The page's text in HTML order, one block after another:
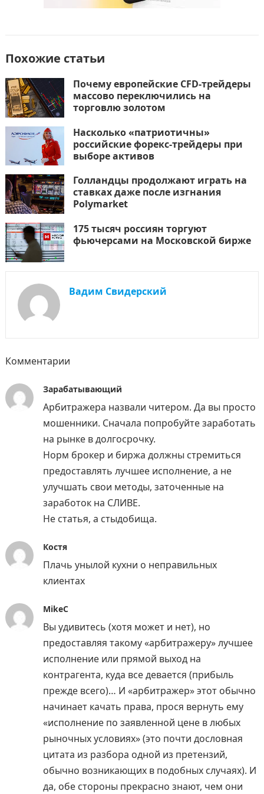
Похожие статьи
Почему европейские CFD-трейдеры
массово переключились на
торговлю золотом
Насколько «патриотичны»
российские форекс-трейдеры при
выборе активов
Голландцы продолжают играть на
ставках даже после изгнания
Polymarket
175 тысяч россиян торгуют
фьючерсами на Московской бирже
Вадим Свидерский
Комментарии
Зарабатывающий
Арбитражера назвали читером. Да вы просто
мошенники. Сначала попробуйте заработать
на рынке в долгосрочку.
Норм брокер и биржа должны стремиться
предоставлять лучшее исполнение, а не
улучшать свои методы, заточенные на
заработок на СЛИВЕ.
Не статья, а стыдобища.
Костя
Плачь унылой кухни о неправильных
клиентах
MikeC
Вы удивитесь (хотя может и нет), но
предоставляя такому «арбитражеру» лучшее
исполнение или прямой выход на
контрагента, куда все девается (прибыль
прежде всего)… И «арбитражер» этот обычно
начинает качать права, прося вернуть ему
«исполнение по заявленной цене в любых
рыночных условиях» (это почти дословная
цитата из разбора одной из претензий,
обычно возникающих в подобных случаях). И
да, обе стороны прекрасно знают, чем они